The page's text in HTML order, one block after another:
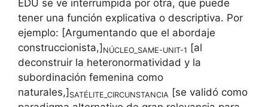
EDU se ve interrumpida por otra, que puede
tener una función explicativa o descriptiva. Por
ejemplo: [Argumentando que el abordaje
construccionista,]NÚCLEO_SAME-UNIT-1 [al
deconstruir la heteronormatividad y la
subordinación femenina como
naturales,]SATÉLITE_CIRCUNSTANCIA [se validó como